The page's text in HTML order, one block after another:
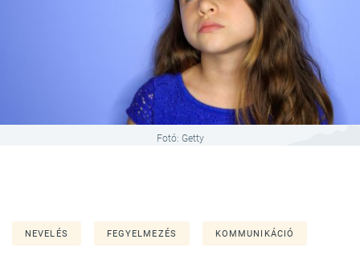
Fotó: Getty
NEVELÉS FEGYELMEZÉS KOMMUNIKÁCIÓ